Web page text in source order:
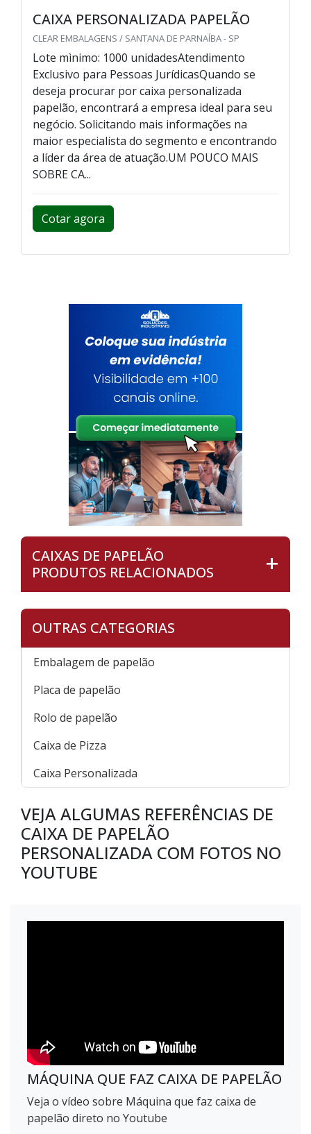
CAIXA PERSONALIZADA PAPELÃO
CLEAR EMBALAGENS / SANTANA DE PARNAÍBA - SP
Lote mìnimo: 1000 unidadesAtendimento
Exclusivo para Pessoas JurídicasQuando se
deseja procurar por caixa personalizada
papelão, encontrará a empresa ideal para seu
negócio. Solicitando mais informações na
maior especialista do segmento e encontrando
a líder da área de atuação.UM POUCO MAIS
SOBRE CA...
Cotar agora
CAIXAS DE PAPELÃO
PRODUTOS RELACIONADOS
OUTRAS CATEGORIAS
Embalagem de papelão
Placa de papelão
Rolo de papelão
Caixa de Pizza
Caixa Personalizada
VEJA ALGUMAS REFERÊNCIAS DE
CAIXA DE PAPELÃO
PERSONALIZADA COM FOTOS NO
YOUTUBE
MÁQUINA QUE FAZ CAIXA DE PAPELÃO
Veja o vídeo sobre Máquina que faz caixa de
papelão direto no Youtube